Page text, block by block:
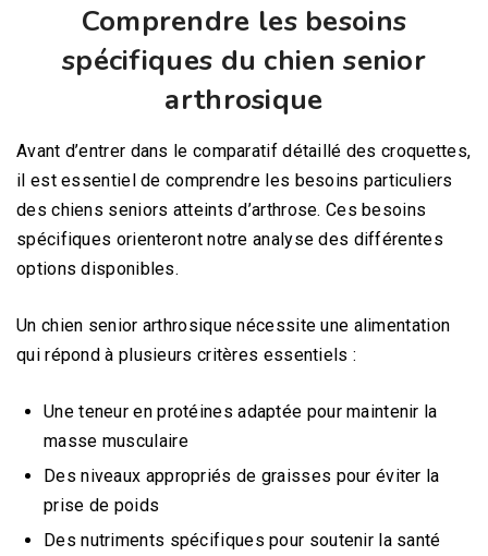
Comprendre les besoins
spécifiques du chien senior
arthrosique
Avant d’entrer dans le comparatif détaillé des croquettes,
il est essentiel de comprendre les besoins particuliers
des chiens seniors atteints d’arthrose. Ces besoins
spécifiques orienteront notre analyse des différentes
options disponibles.
Un chien senior arthrosique nécessite une alimentation
qui répond à plusieurs critères essentiels :
Une teneur en protéines adaptée pour maintenir la
masse musculaire
Des niveaux appropriés de graisses pour éviter la
prise de poids
Des nutriments spécifiques pour soutenir la santé